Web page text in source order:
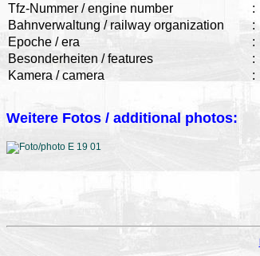
Tfz-Nummer / engine number :
Bahnverwaltung / railway organization
:
Epoche / era
:
Besonderheiten / features
:
Kamera / camera
:
Weitere Fotos / additional photos: